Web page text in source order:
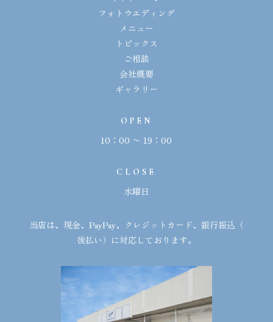
フォトウエディング
メニュー
トピックス
ご相談
会社概要
ギャラリー
OPEN
10：00 〜 19：00
CLOSE
水曜日
当店は、現金、 PayPay、クレジットカード、銀行振込（
後払い）に対応しております。